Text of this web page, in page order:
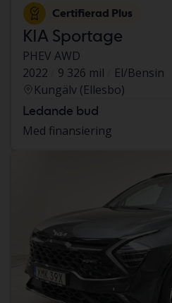
Certifierad Plus
KIA Sportage
PHEV AWD
2022
9 326 mil
El/Bensin
Kungälv (Ellesbo)
Ledande bud
Med finansiering